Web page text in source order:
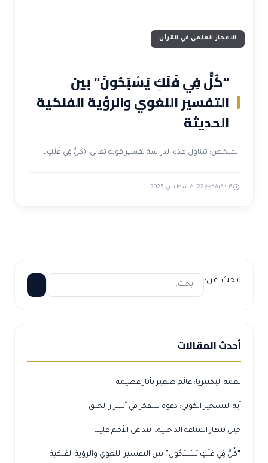
الاعجاز العلمي في القرآن
“كُلٌّ فِي فَلَكٍ يَسْبَحُونَ” بين
التفسير اللغوي والرؤية الفلكية
الحديثة
الملخص: تتناول هذه الدراسة تفسير قوله تعالى: ﴿كُلٌّ فِي فَلَكٍ…
6 دقيقة 22 أغسطس 2025
ابحث عن:
أحدث المقالات
نعمة البكتيريا: عالَم صغير بآثار عظيمة
آية التسخير الكوني: دعوة للتفكر في أسرار الخلق
حين تنهار المناعة الداخلية… تتداعى الأمم علينا
“كُلٌّ فِي فَلَكٍ يَسْبَحُونَ” بين التفسير اللغوي والرؤية الفلكية